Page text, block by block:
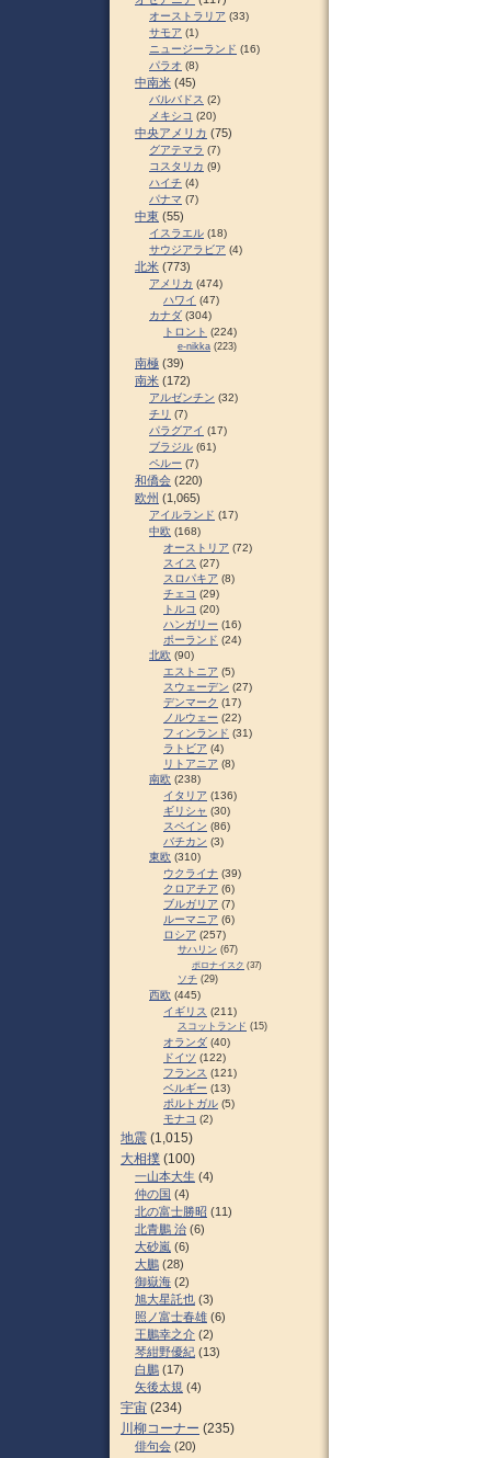
オーストラリア (33)
サモア (1)
ニュージーランド (16)
パラオ (8)
中南米 (45)
バルバドス (2)
メキシコ (20)
中央アメリカ (75)
グアテマラ (7)
コスタリカ (9)
ハイチ (4)
パナマ (7)
中東 (55)
イスラエル (18)
サウジアラビア (4)
北米 (773)
アメリカ (474)
ハワイ (47)
カナダ (304)
トロント (224)
e-nikka (223)
南極 (39)
南米 (172)
アルゼンチン (32)
チリ (7)
パラグアイ (17)
ブラジル (61)
ペルー (7)
和僑会 (220)
欧州 (1,065)
アイルランド (17)
中欧 (168)
オーストリア (72)
スイス (27)
スロパキア (8)
チェコ (29)
トルコ (20)
ハンガリー (16)
ポーランド (24)
北欧 (90)
エストニア (5)
スウェーデン (27)
デンマーク (17)
ノルウェー (22)
フィンランド (31)
ラトビア (4)
リトアニア (8)
南欧 (238)
イタリア (136)
ギリシャ (30)
スペイン (86)
バチカン (3)
東欧 (310)
ウクライナ (39)
クロアチア (6)
ブルガリア (7)
ルーマニア (6)
ロシア (257)
サハリン (67)
ポロナイスク (37)
ソチ (29)
西欧 (445)
イギリス (211)
スコットランド (15)
オランダ (40)
ドイツ (122)
フランス (121)
ベルギー (13)
ポルトガル (5)
モナコ (2)
地震 (1,015)
大相撲 (100)
一山本大生 (4)
仲の国 (4)
北の富士勝昭 (11)
北青鵬 治 (6)
大砂嵐 (6)
大鵬 (28)
御嶽海 (2)
旭大星託也 (3)
照ノ富士春雄 (6)
王鵬幸之介 (2)
琴紺野優紀 (13)
白鵬 (17)
矢後太規 (4)
宇宙 (234)
川柳コーナー (235)
俳句会 (20)